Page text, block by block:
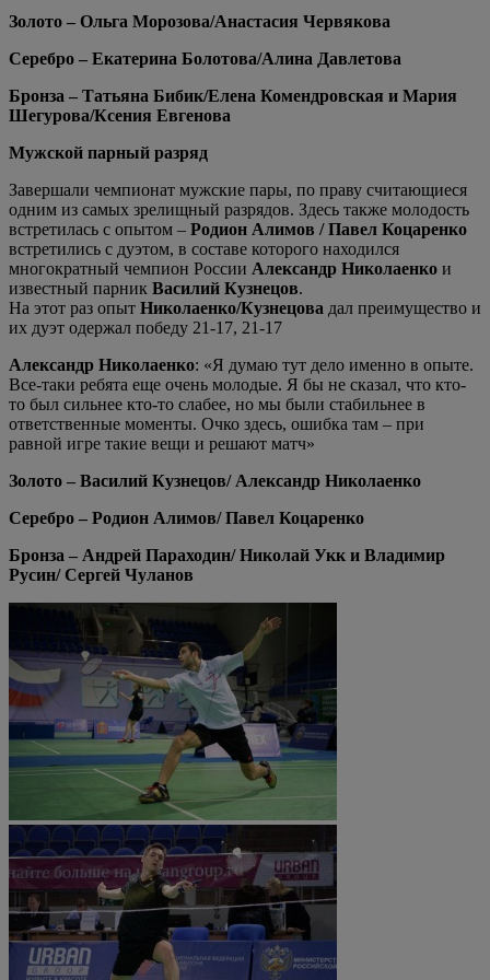
Золото – Ольга Морозова/Анастасия Червякова
Серебро – Екатерина Болотова/Алина Давлетова
Бронза – Татьяна Бибик/Елена Комендровская и Мария
Шегурова/Ксения Евгенова
Мужской парный разряд
Завершали чемпионат мужские пары, по праву считающиеся
одним из самых зрелищный разрядов. Здесь также молодость
встретилась с опытом – Родион Алимов / Павел Коцаренко
встретились с дуэтом, в составе которого находился
многократный чемпион России Александр Николаенко и
известный парник Василий Кузнецов.
На этот раз опыт Николаенко/Кузнецова дал преимущество и
их дуэт одержал победу 21-17, 21-17
Александр Николаенко: «Я думаю тут дело именно в опыте.
Все-таки ребята еще очень молодые. Я бы не сказал, что кто-
то был сильнее кто-то слабее, но мы были стабильнее в
ответственные моменты. Очко здесь, ошибка там – при
равной игре такие вещи и решают матч»
Золото – Василий Кузнецов/ Александр Николаенко
Серебро – Родион Алимов/ Павел Коцаренко
Бронза – Андрей Параходин/ Николай Укк и Владимир
Русин/ Сергей Чуланов